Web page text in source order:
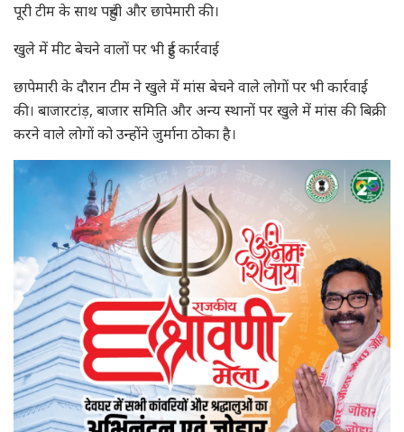
पूरी टीम के साथ पहुंची और छापेमारी की।
खुले में मीट बेचने वालों पर भी हुई कार्रवाई
छापेमारी के दौरान टीम ने खुले में मांस बेचने वाले लोगों पर भी कार्रवाई
की। बाजारटांड़, बाजार समिति और अन्य स्थानों पर खुले में मांस की बिक्री
करने वाले लोगों को उन्होंने जुर्माना ठोका है।